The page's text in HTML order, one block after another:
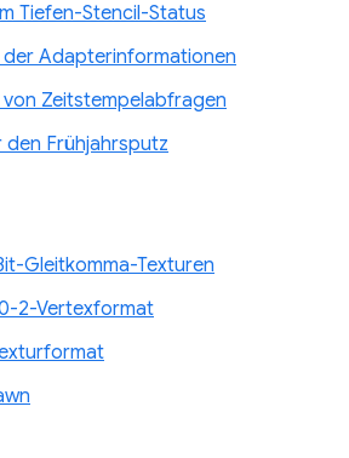
Tiefen-Stencil-Status
Adapterinformationen
Zeitstempelabfragen
den Frühjahrsputz
Gleitkomma-Texturen
2-Vertexformat